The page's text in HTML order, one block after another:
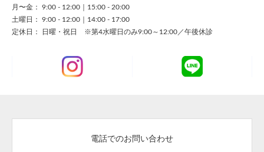
月〜金： 9:00 - 12:00｜15:00 - 20:00
土曜日： 9:00 - 12:00｜14:00 - 17:00
定休日： 日曜・祝日 ※第4水曜日のみ9:00～12:00／午後休診
電話でのお問い合わせ